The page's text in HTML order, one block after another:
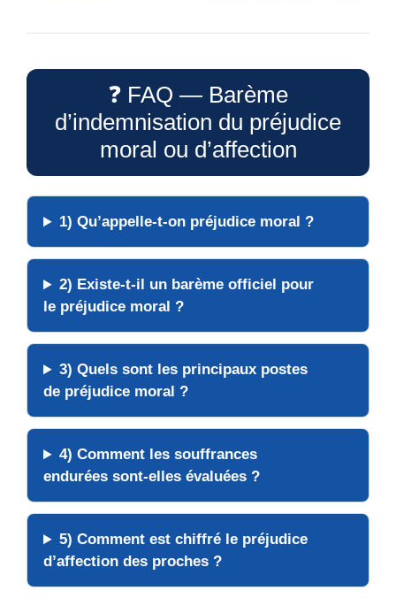
❓ FAQ — Barème
d’indemnisation du préjudice
moral ou d’affection
1) Qu’appelle-t-on préjudice moral ?
2) Existe-t-il un barème officiel pour
le préjudice moral ?
3) Quels sont les principaux postes
de préjudice moral ?
4) Comment lessouffrances
endurées sont-elles évaluées ?
5) Comment est chiffré le préjudice
d’affection des proches ?